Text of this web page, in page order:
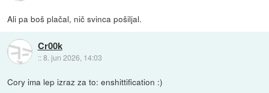
Ali pa boš plačal, nič svinca pošiljal.
Cr00k
::8. jun 2026, 14:03
Cory ima lep izraz za to: enshittification :)